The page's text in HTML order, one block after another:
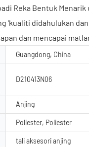
Reka Bentuk Menarik
'kualiti didahulukan
dan mencapai
Guangdong, China
D210413N06
Anjing
Poliester, Poliester
tali aksesori anjing